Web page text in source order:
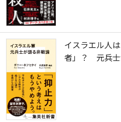
イスラエル人
者」？ 元兵士